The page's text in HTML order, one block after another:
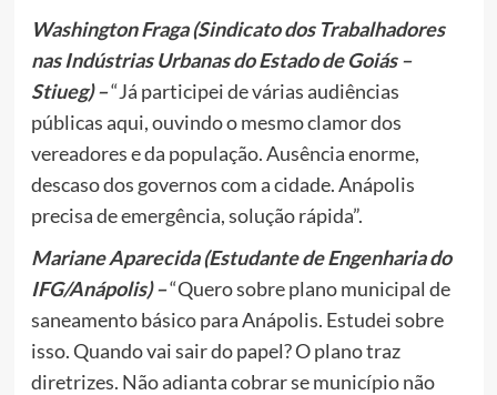
Washington Fraga (Sindicato dos Trabalhadores
nas Indústrias Urbanas do Estado de Goiás –
Stiueg) –“Já participei de várias audiências
públicas aqui, ouvindo o mesmo clamor dos
vereadores e da população. Ausência enorme,
descaso dos governos com a cidade. Anápolis
precisa de emergência, solução rápida”.
Mariane Aparecida (Estudante de Engenharia do
IFG/Anápolis) –“Quero sobre plano municipal de
saneamento básico para Anápolis. Estudei sobre
isso. Quando vai sair do papel? O plano traz
diretrizes. Não adianta cobrar se município não